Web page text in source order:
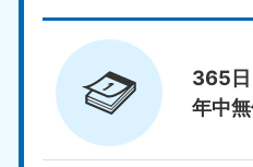
365日
年中